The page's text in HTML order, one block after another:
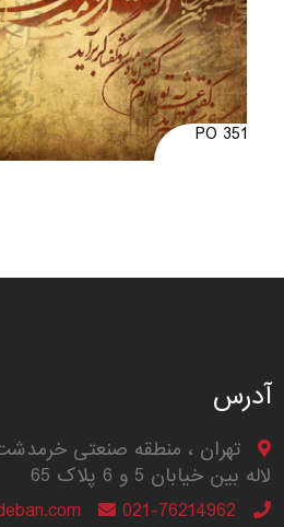
PO 351
آدرس
تهران ، منطقه صنعتی
لاله بین خیابان 5 و 6 پلاک 65
021-76214962